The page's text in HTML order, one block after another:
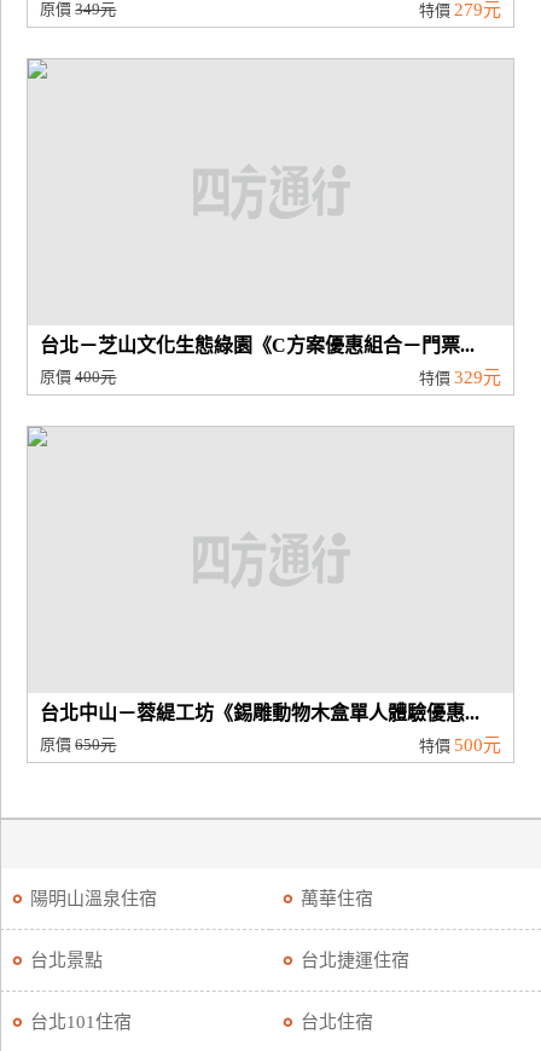
原價349元 特價 279元
台北－芝山文化生態綠園《C方案優惠組合－門票...
原價400元 特價 329元
台北中山－蓉緹工坊《錫雕動物木盒單人體驗優惠...
原價650元 特價 500元
陽明山溫泉住宿 萬華住宿
台北景點 台北捷運住宿
台北101住宿 台北住宿